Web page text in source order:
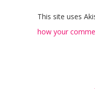
This site uses
how your